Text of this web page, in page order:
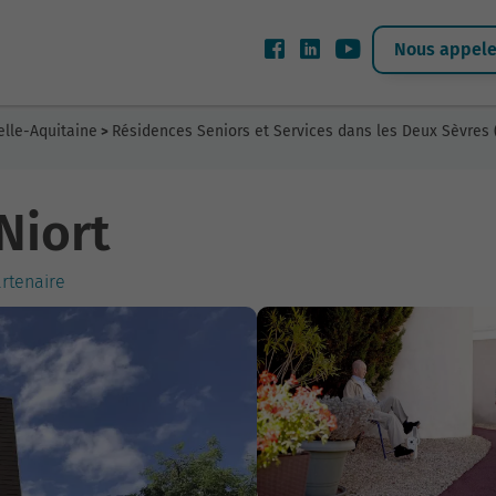
Nous
Aquitaine > Résidences Seniors et Services dans les Deux Sèvres